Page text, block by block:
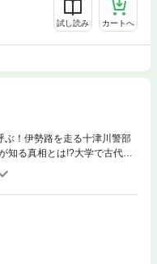
試し読み カートへ
ぶ！伊勢路を走る十津川警部
知る真相とは!?大学で古代史
戦の年、伊勢から東京へ移住
帰郷する。目的は十五歳の
生との再会だった。これまで
なかった秘密が……戦争の記